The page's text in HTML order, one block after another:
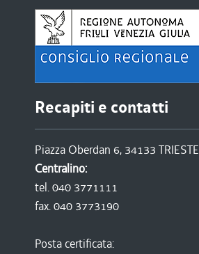
Recapiti e contatti
Piazza Oberdan 6, 34133 TRIESTE
Centralino:
tel. 040 3771111
fax. 040 3773190
Posta certificata: